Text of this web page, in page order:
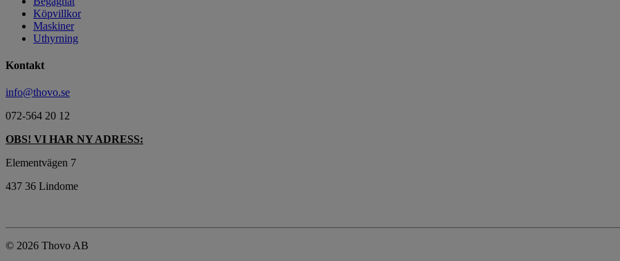
Köpvillkor
Maskiner
Uthyrning
Kontakt
info@thovo.se
072-564 20 12
OBS! VI HAR NY ADRESS:
Elementvägen 7
437 36 Lindome
© 2026 Thovo AB